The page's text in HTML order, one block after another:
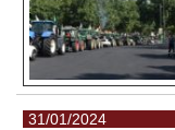
31/01/2024